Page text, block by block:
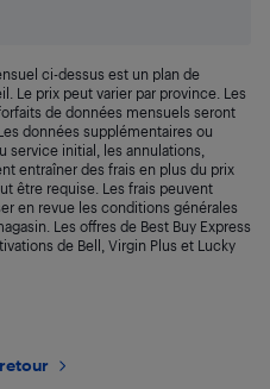
ci-dessus est un plan de
Le prix peut varier par province. Les
de données mensuels seront
données supplémentaires ou
service initial, les annulations,
entraîner des frais en plus du prix
être requise. Les frais peuvent
en revue les conditions générales
Les offres de Best Buy Express
de Bell, Virgin Plus et Lucky